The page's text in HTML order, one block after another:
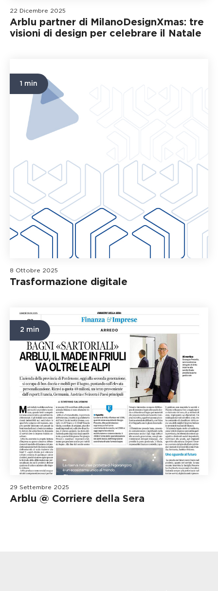
22 Dicembre 2025
Arblu partner di MilanoDesignXmas: tre
visioni di design per celebrare il Natale
1 min
8 Ottobre 2025
Trasformazione digitale
2 min
29 Settembre 2025
Arblu @ Corriere della Sera